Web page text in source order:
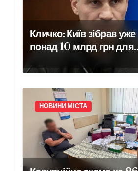
Кличко: Київ зібрав уже
понад 10 млрд грн для
стійкості
НОВИНИ МІСТА